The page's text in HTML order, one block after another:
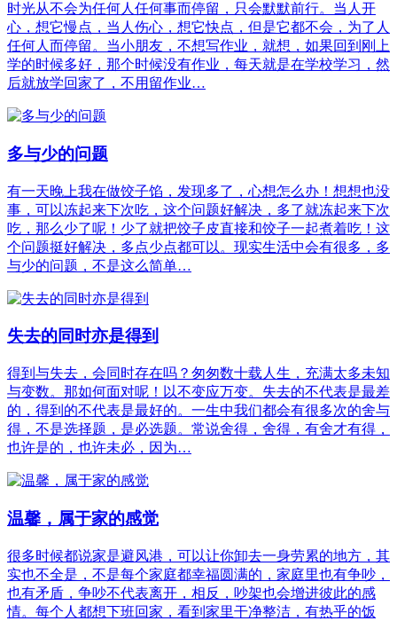
时光从不会为任何人任何事而停留，只会默默前行。当人开
心，想它慢点，当人伤心，想它快点，但是它都不会，为了人
任何人而停留。当小朋友，不想写作业，就想，如果回到刚上
学的时候多好，那个时候没有作业，每天就是在学校学习，然
后就放学回家了，不用留作业…
多与少的问题
有一天晚上我在做饺子馅，发现多了，心想怎么办！想想也没
事，可以冻起来下次吃，这个问题好解决，多了就冻起来下次
吃，那么少了呢！少了就把饺子皮直接和饺子一起煮着吃！这
个问题挺好解决，多点少点都可以。现实生活中会有很多，多
与少的问题，不是这么简单…
失去的同时亦是得到
得到与失去，会同时存在吗？匆匆数十载人生，充满太多未知
与变数。那如何面对呢！以不变应万变。失去的不代表是最差
的，得到的不代表是最好的。一生中我们都会有很多次的舍与
得，不是选择题，是必选题。常说舍得，舍得，有舍才有得，
也许是的，也许未必，因为…
温馨，属于家的感觉
很多时候都说家是避风港，可以让你卸去一身劳累的地方，其
实也不全是，不是每个家庭都幸福圆满的，家庭里也有争吵，
也有矛盾，争吵不代表离开，相反，吵架也会增进彼此的感
情。每个人都想下班回家，看到家里干净整洁，有热乎的饭